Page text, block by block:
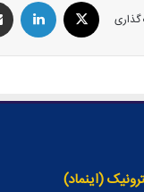
گذاری
(اینماد)